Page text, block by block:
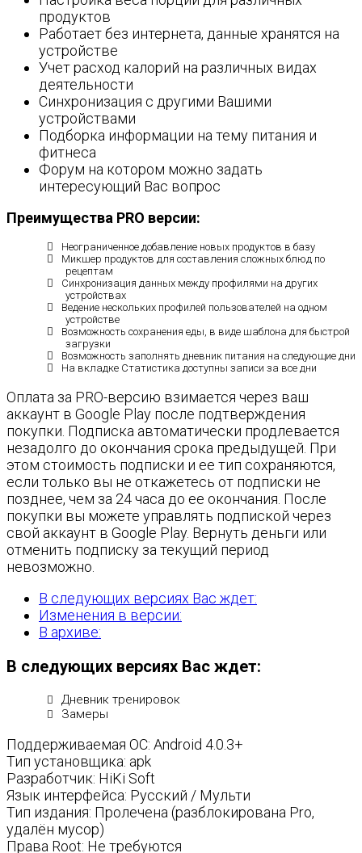
продуктов
Работает без интернета, данные хранятся на
устройстве
Учет расход калорий на различных видах
деятельности
Синхронизация с другими Вашими
устройствами
Подборка информации на тему питания и
фитнеса
Форум на котором можно задать
интересующий Вас вопрос
Преимущества PRO версии:
Неограниченное добавление новых продуктов в базу
Микшер продуктов для составления сложных блюд по
рецептам
Синхронизация данных между профилями на других
устройствах
Ведение нескольких профилей пользователей на одном
устройстве
Возможность сохранения еды, в виде шаблона для быстрой
загрузки
Возможность заполнять дневник питания на следующие дни
На вкладке Статистика доступны записи за все дни
Оплата за PRO-версию взимается через ваш
аккаунт в Google Play после подтверждения
покупки. Подписка автоматически продлевается
незадолго до окончания срока предыдущей. При
этом стоимость подписки и ее тип сохраняются,
если только вы не откажетесь от подписки не
позднее, чем за 24 часа до ее окончания. После
покупки вы можете управлять подпиской через
свой аккаунт в Google Play. Вернуть деньги или
отменить подписку за текущий период
невозможно.
В следующих версиях Вас ждет:
Изменения в версии:
В архиве:
В следующих версиях Вас ждет:
Дневник тренировок
Замеры
Поддерживаемая ОС: Android 4.0.3+
Тип установщика: apk
Разработчик: HiKi Soft
Язык интерфейса: Русский / Мульти
Тип издания: Пролечена (разблокирована Pro,
удалён мусор)
Права Root: Не требуются